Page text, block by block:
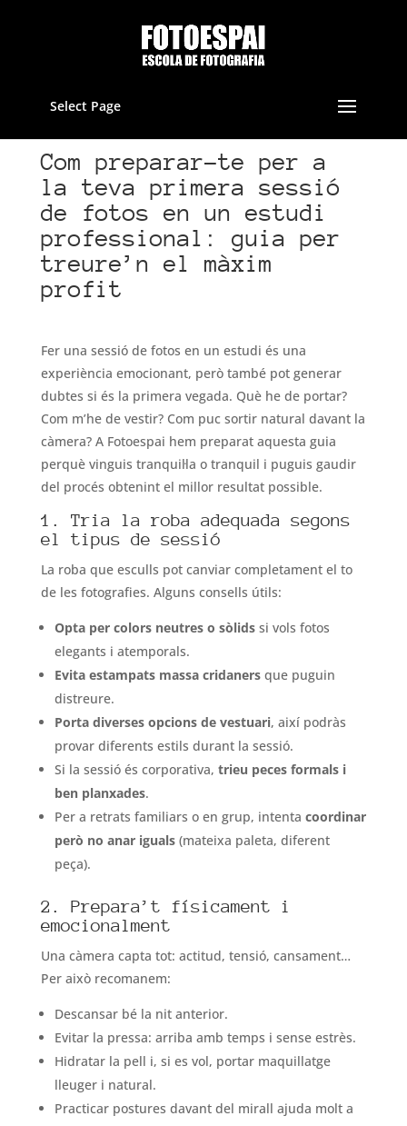
Select Page
Com preparar-te per a
la teva primera sessió
de fotos en un estudi
professional: guia per
treure’n el màxim
profit
Fer una sessió de fotos en un estudi és una
experiència emocionant, però també pot generar
dubtes si és la primera vegada. Què he de portar?
Com m’he de vestir? Com puc sortir natural davant la
càmera? A Fotoespai hem preparat aquesta guia
perquè vinguis tranquil·la o tranquil i puguis gaudir
del procés obtenint el millor resultat possible.
1. Tria la roba adequada segons
el tipus de sessió
La roba que esculls pot canviar completament el to
de les fotografies. Alguns consells útils:
Opta per colors neutres o sòlidssi vols fotos
elegants i atemporals.
Evita estampats massa cridanersque puguin
distreure.
Porta diverses opcions de vestuari, així podràs
provar diferents estils durant la sessió.
Si la sessió és corporativa, trieu peces formals i
ben planxades.
Per a retrats familiars o en grup, intenta coordinar
però no anar iguals(mateixa paleta, diferent
peça).
2. Prepara’t físicament i
emocionalment
Una càmera capta tot: actitud, tensió, cansament…
Per això recomanem:
Descansar bé la nit anterior.
Evitar la pressa: arriba amb temps i sense estrès.
Hidratar la pell i, si es vol, portar maquillatge
lleuger i natural.
Practicar postures davant del mirall ajuda molt a